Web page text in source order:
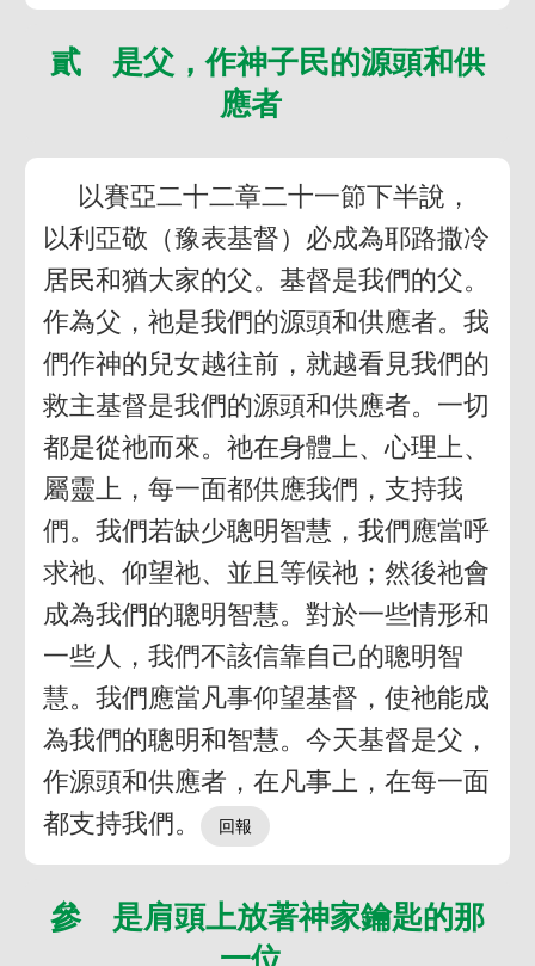
貳 是父，作神子民的源頭和供
應者
以賽亞二十二章二十一節下半說，
以利亞敬（豫表基督）必成為耶路撒冷
居民和猶大家的父。基督是我們的父。
作為父，祂是我們的源頭和供應者。我
們作神的兒女越往前，就越看見我們的
救主基督是我們的源頭和供應者。一切
都是從祂而來。祂在身體上、心理上、
屬靈上，每一面都供應我們，支持我
們。我們若缺少聰明智慧，我們應當呼
求祂、仰望祂、並且等候祂；然後祂會
成為我們的聰明智慧。對於一些情形和
一些人，我們不該信靠自己的聰明智
慧。我們應當凡事仰望基督，使祂能成
為我們的聰明和智慧。今天基督是父，
作源頭和供應者，在凡事上，在每一面
都支持我們。
參 是肩頭上放著神家鑰匙的那
一位